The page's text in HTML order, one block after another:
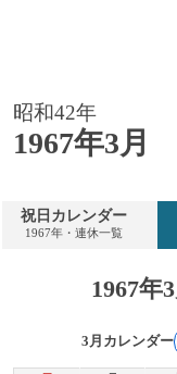
昭和42年
1967年3月
祝日カレンダー
1967年・連休一覧
1967年
3月カレンダー